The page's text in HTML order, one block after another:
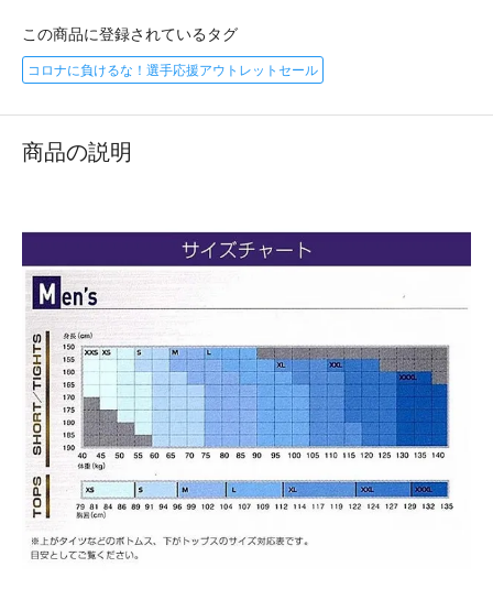
この商品に登録されているタグ
コロナに負けるな！選手応援アウトレットセール
商品の説明